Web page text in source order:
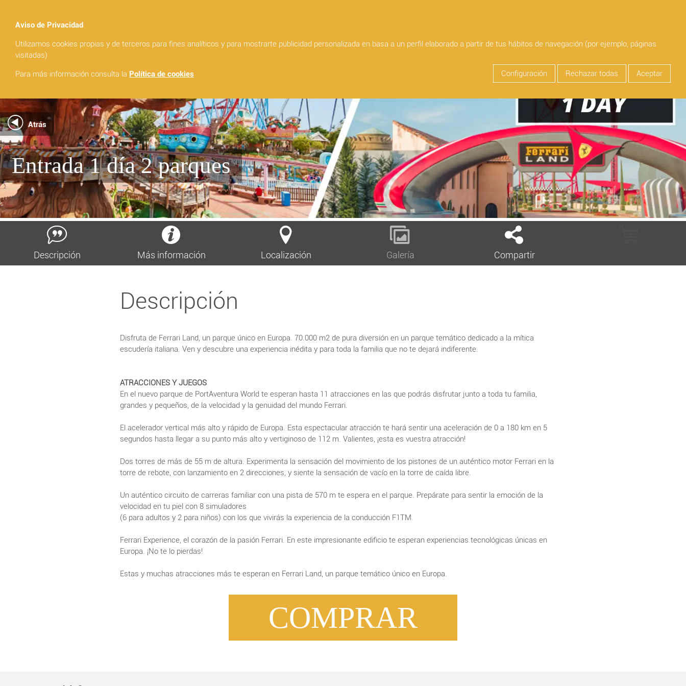
Aviso de Privacidad
Utilizamos cookies propias y de terceros para fines analíticos y para mostrarte publicidad personalizada en basa a un perfil elaborado a partir de tus hábitos de navegación (por ejemplo, páginas
visitadas)
Para más información consulta la Política de cookies Configuración Rechazar todas Aceptar
shopping_cart
Entrada 1 día 2 parques
Atrás
Descripción Más información Localización Galería Compartir
Descripción
Disfruta de Ferrari Land, un parque único en Europa. 70.000 m2 de pura diversión en un parque temático dedicado a la mítica
escudería italiana. Ven y descubre una experiencia inédita y para toda la familia que no te dejará indiferente.
ATRACCIONES Y JUEGOS
En el nuevo parque de PortAventura World te esperan hasta 11 atracciones en las que podrás disfrutar junto a toda tu familia,
grandes y pequeños, de la velocidad y la genuidad del mundo Ferrari.
El acelerador vertical más alto y rápido de Europa. Esta espectacular atracción te hará sentir una aceleración de 0 a 180 km en 5
segundos hasta llegar a su punto más alto y vertiginoso de 112 m. Valientes, ¡esta es vuestra atracción!
Dos torres de más de 55 m de altura. Experimenta la sensación del movimiento de los pistones de un auténtico motor Ferrari en la
torre de rebote, con lanzamiento en 2 direcciones, y siente la sensación de vacío en la torre de caída libre.
Un auténtico circuito de carreras familiar con una pista de 570 m te espera en el parque. Prepárate para sentir la emoción de la
velocidad en tu piel con 8 simuladores
(6 para adultos y 2 para niños) con los que vivirás la experiencia de la conducción F1TM.
Ferrari Experience, el corazón de la pasión Ferrari. En este impresionante edificio te esperan experiencias tecnológicas únicas en
Europa. ¡No te lo pierdas!
Estas y muchas atracciones más te esperan en Ferrari Land, un parque temático único en Europa.
COMPRAR